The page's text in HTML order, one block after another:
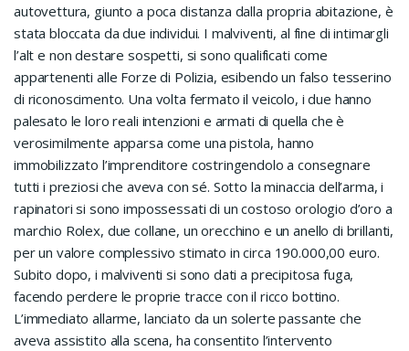
autovettura, giunto a poca distanza dalla propria abitazione, è
stata bloccata da due individui. I malviventi, al fine di intimargli
l’alt e non destare sospetti, si sono qualificati come
appartenenti alle Forze di Polizia, esibendo un falso tesserino
di riconoscimento. Una volta fermato il veicolo, i due hanno
palesato le loro reali intenzioni e armati di quella che è
verosimilmente apparsa come una pistola, hanno
immobilizzato l’imprenditore costringendolo a consegnare
tutti i preziosi che aveva con sé. Sotto la minaccia dell’arma, i
rapinatori si sono impossessati di un costoso orologio d’oro a
marchio Rolex, due collane, un orecchino e un anello di brillanti,
per un valore complessivo stimato in circa 190.000,00 euro.
Subito dopo, i malviventi si sono dati a precipitosa fuga,
facendo perdere le proprie tracce con il ricco bottino.
L’immediato allarme, lanciato da un solerte passante che
aveva assistito alla scena, ha consentito l’intervento